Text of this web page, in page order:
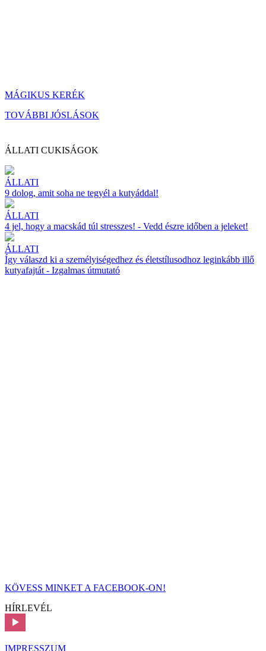
MÁGIKUS KERÉK
TOVÁBBI JÓSLÁSOK
ÁLLATI CUKISÁGOK
ÁLLATI
9 dolog, amit soha ne tegyél a kutyáddal!
ÁLLATI
4 jel, hogy a macskád túl stresszes! - Vedd észre időben a jeleket!
ÁLLATI
Így válaszd ki a személyiségedhez és életstílusodhoz leginkább illő
kutyafajtát - Izgalmas útmutató
KÖVESS MINKET A FACEBOOK-ON!
HÍRLEVÉL
IMPRESSZUM